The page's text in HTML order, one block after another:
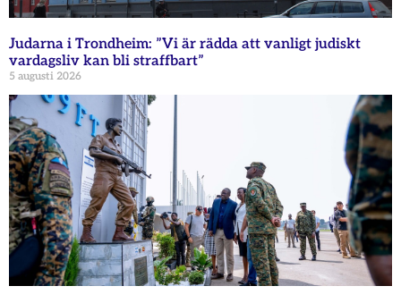
Judarna i Trondheim: ”Vi är rädda att vanligt judiskt
vardagsliv kan bli straffbart”
5 augusti 2026